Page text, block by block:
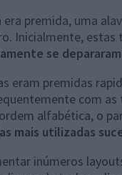
premida, uma
Inicialmente,
se
eram premidas
com
alfabética, o
mais utilizadas
inúmeros